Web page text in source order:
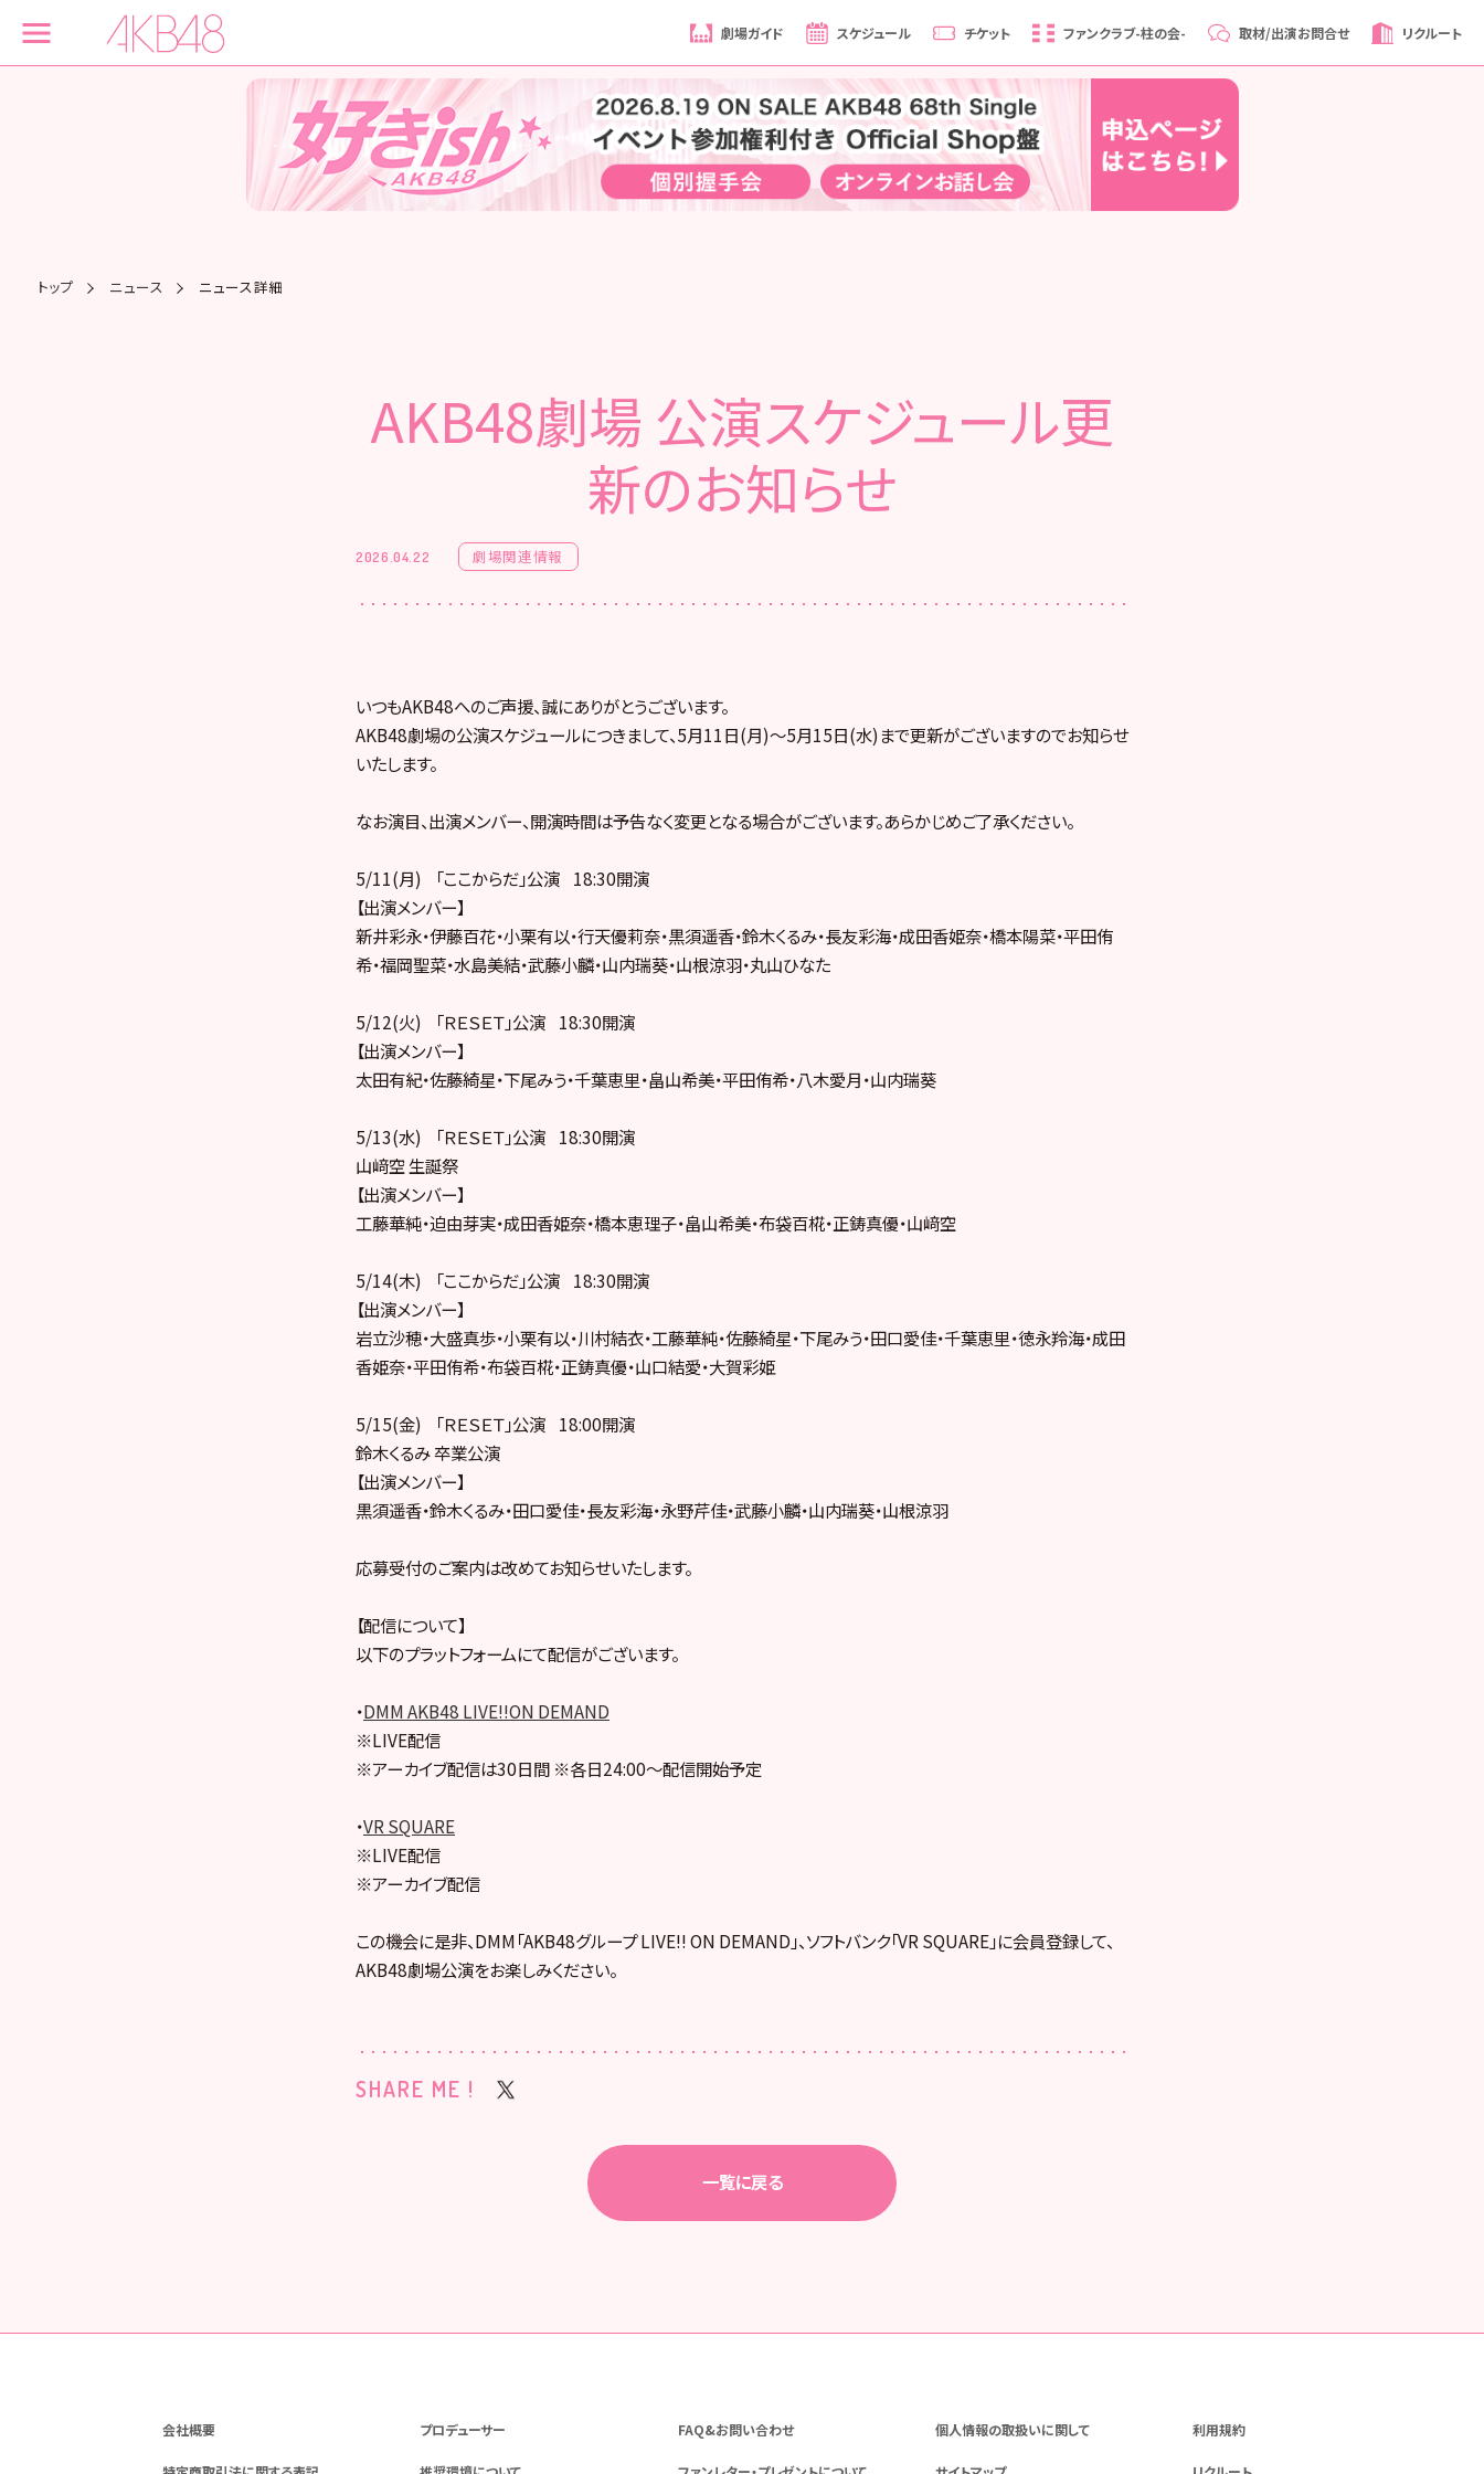
劇場ガイド スケジュール チケット ファンクラブ-柱の会- 取材/出演お問合せ リクルート
トップ ニュース ニュース詳細
AKB48劇場 公演スケジュール更
新のお知らせ
2026.04.22 劇場関連情報
いつもAKB48へのご声援、誠にありがとうございます。
AKB48劇場の公演スケジュールにつきまして、5月11日(月)～5月15日(水)まで更新がございますのでお知らせ
いたします。
なお演目、出演メンバー、開演時間は予告なく変更となる場合がございます。あらかじめご了承ください。
5/11(月) 「ここからだ」公演 18:30開演
【出演メンバー】
新井彩永・伊藤百花・小栗有以・行天優莉奈・黒須遥香・鈴木くるみ・長友彩海・成田香姫奈・橋本陽菜・平田侑
希・福岡聖菜・水島美結・武藤小麟・山内瑞葵・山根涼羽・丸山ひなた
5/12(火) 「ＲＥＳＥＴ」公演 18:30開演
【出演メンバー】
太田有紀・佐藤綺星・下尾みう・千葉恵里・畠山希美・平田侑希・八木愛月・山内瑞葵
5/13(水) 「ＲＥＳＥＴ」公演 18:30開演
山﨑空 生誕祭
【出演メンバー】
工藤華純・迫由芽実・成田香姫奈・橋本恵理子・畠山希美・布袋百椛・正鋳真優・山﨑空
5/14(木) 「ここからだ」公演 18:30開演
【出演メンバー】
岩立沙穂・大盛真歩・小栗有以・川村結衣・工藤華純・佐藤綺星・下尾みう・田口愛佳・千葉恵里・徳永羚海・成田
香姫奈・平田侑希・布袋百椛・正鋳真優・山口結愛・大賀彩姫
5/15(金) 「ＲＥＳＥＴ」公演 18:00開演
鈴木くるみ 卒業公演
【出演メンバー】
黒須遥香・鈴木くるみ・田口愛佳・長友彩海・永野芹佳・武藤小麟・山内瑞葵・山根涼羽
応募受付のご案内は改めてお知らせいたします。
【配信について】
以下のプラットフォームにて配信がございます。
・DMM AKB48 LIVE!!ON DEMAND
※LIVE配信
※アーカイブ配信は30日間 ※各日24:00～配信開始予定
・VR SQUARE
※LIVE配信
※アーカイブ配信
この機会に是非、DMM「AKB48グループ LIVE!! ON DEMAND」、ソフトバンク「VR SQUARE」に会員登録して、
AKB48劇場公演をお楽しみください。
SHARE ME !
一覧に戻る
会社概要 プロデューサー FAQ&お問い合わせ 個人情報の取扱いに関して 利用規約